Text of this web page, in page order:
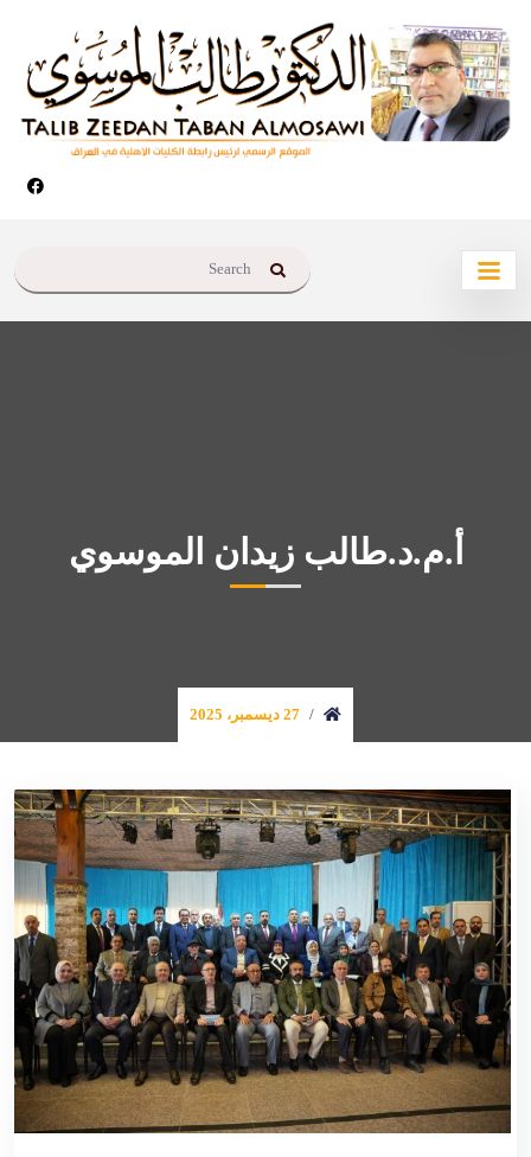
أ.م.د.طالب زيدان الموسوي
27 ديسمبر، 2025